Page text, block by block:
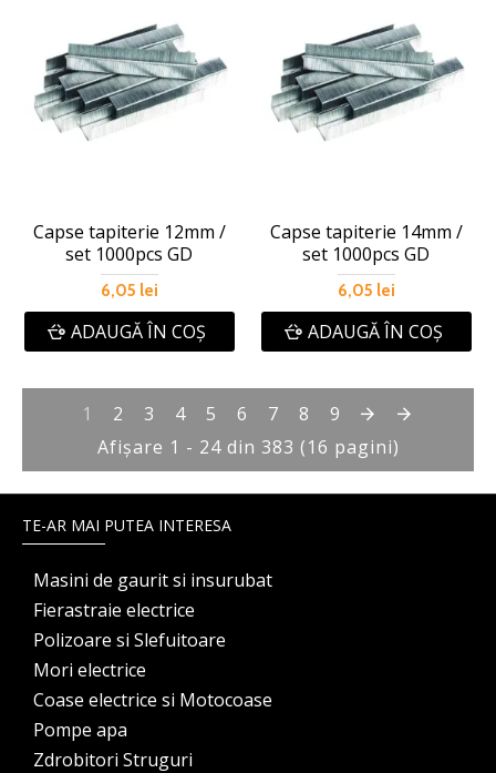
Capse tapiterie 12mm /
set 1000pcs GD
6,05 lei
ADAUGĂ ÎN COŞ
Capse tapiterie 14mm /
set 1000pcs GD
6,05 lei
ADAUGĂ ÎN COŞ
1 2 3 4 5 6 7 8
9
Afişare 1 - 24 din 383 (16 pagini)
TE-AR MAI PUTEA INTERESA
Masini de gaurit si insurubat
Fierastraie electrice
Polizoare si Slefuitoare
Mori electrice
Coase electrice si Motocoase
Pompe apa
Zdrobitori Struguri